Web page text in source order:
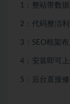
1：整站带数据
2：代码整洁利
3：SEO框架
4：安装即可上
5：后台直接